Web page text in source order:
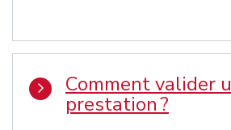
Comment valider
prestation ?